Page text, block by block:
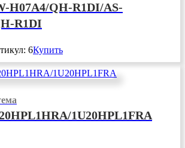
H07A4/QH-R1DI/AS-
R1DI
6Купить
1U20HPL1FRA